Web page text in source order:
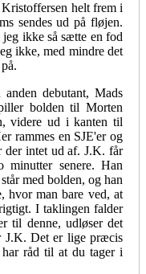
helt frem i
sendes ud på fløjen.
ikke så sætte en fod
ikke, med mindre det
debutant, Mads
bolden til Morten
videre ud i kanten til
rammes en SJE'er og
der intet ud af. J.K. får
senere. Han
med bolden, og han
hvor man bare ved, at
I taklingen falder
til denne, udløser det
J.K. Det er lige præcis
råd til at du tager i